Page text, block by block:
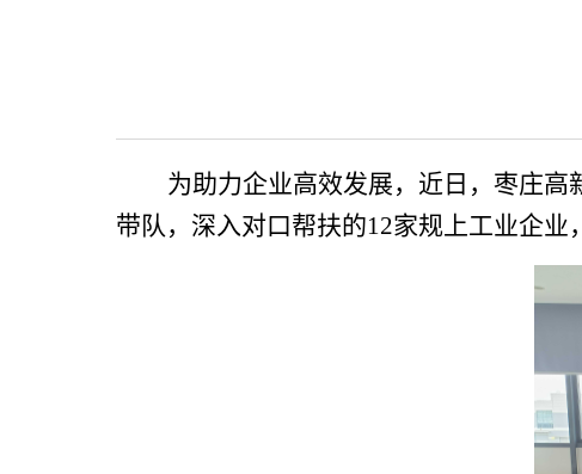
为助力企业高效发展， 近日，枣庄高
带队，深入对口帮扶的12家规上工业企业